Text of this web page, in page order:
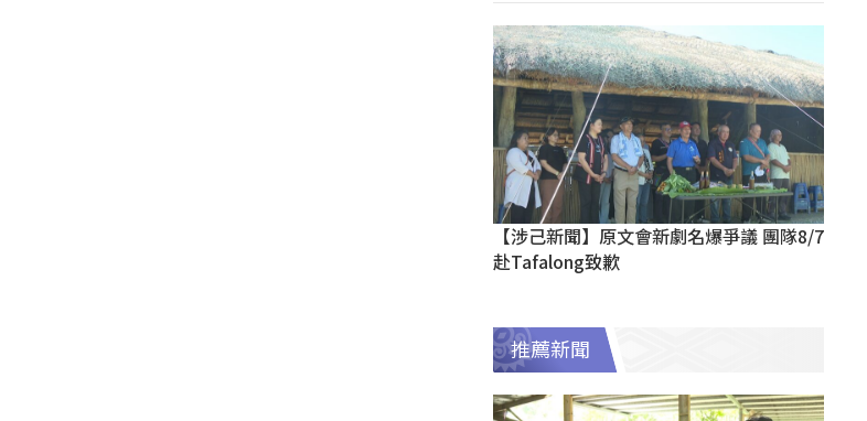
【涉己新聞】原文會新劇名爆爭議 團隊8/7
赴Tafalong致歉
推薦新聞